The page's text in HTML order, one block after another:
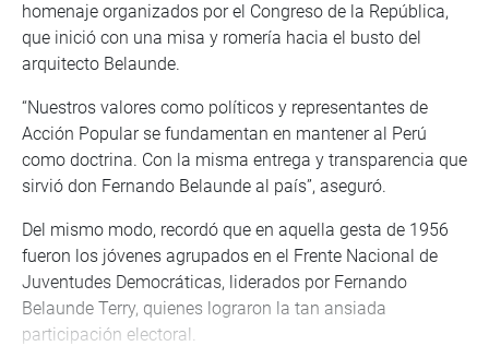
homenaje organizados por el Congreso de la República,
que inició con una misa y romería hacia el busto del
arquitecto Belaunde.
“Nuestros valores como políticos y representantes de
Acción Popular se fundamentan en mantener al Perú
como doctrina. Con la misma entrega y transparencia que
sirvió don Fernando Belaunde al país”, aseguró.
Del mismo modo, recordó que en aquella gesta de 1956
fueron los jóvenes agrupados en el Frente Nacional de
Juventudes Democráticas, liderados por Fernando
Belaunde Terry, quienes lograron la tan ansiada
participación electoral.